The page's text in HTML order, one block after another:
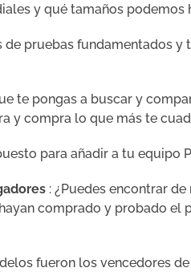
y qué tamaños podemos
de pruebas fundamentados y
te pongas a buscar y
y compra lo que más te
para añadir a tu equipo
: ¿Puedes encontrar
comprado y probado el
fueron los vencedores